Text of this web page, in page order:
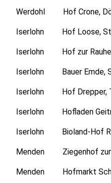
Werdohl Hof Crone,
Iserlohn Hof Loose,
Iserlohn Hof zur
Iserlohn Bauer Emde,
Iserlohn Hof Drepper,
Iserlohn Hofladen
Iserlohn Bioland-Hof
Menden Ziegenhof zum
Menden Hofmarkt